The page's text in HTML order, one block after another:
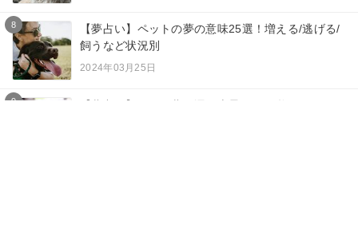
8
【夢占い】ペットの夢の意味25選！増える/逃げる/
飼うなど状況別
2024年03月25日
9